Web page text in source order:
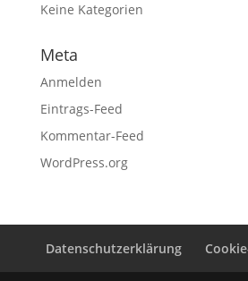
Keine Kategorien
Meta
Anmelden
Eintrags-Feed
Kommentar-Feed
WordPress.org
Datenschutzerklärung